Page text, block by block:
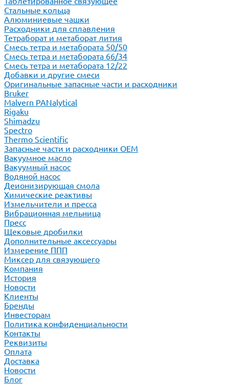
Стальные кольца
Алюминиевые чашки
Расходники для сплавления
Тетраборат и метаборат лития
Смесь тетра и метабората 50/50
Смесь тетра и метабората 66/34
Смесь тетра и метабората 12/22
Добавки и другие смеси
Оригинальные запасные части и расходники
Bruker
Malvern PANalytical
Rigaku
Shimadzu
Spectro
Thermo Scientific
Запасные части и расходники ОЕМ
Вакуумное масло
Вакуумный насос
Водяной насос
Деионизирующая смола
Химические реактивы
Измельчители и пресса
Вибрационная мельница
Пресс
Щековые дробилки
Дополнительные аксессуары
Измерение ППП
Миксер для связующего
Компания
История
Новости
Клиенты
Бренды
Инвесторам
Политика конфиденциальности
Контакты
Реквизиты
Оплата
Доставка
Новости
Блог